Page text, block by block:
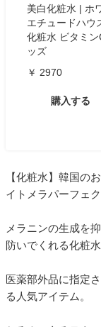
美白化粧水 | ホ
エチュードハウ
化粧水 ビタミ
ッズ
￥ 2970
購入する
【化粧水】韓国の
イトメラパーフェク
メラニンの生成を
防いでくれる化粧水
医薬部外品に指定
る人気アイテム。